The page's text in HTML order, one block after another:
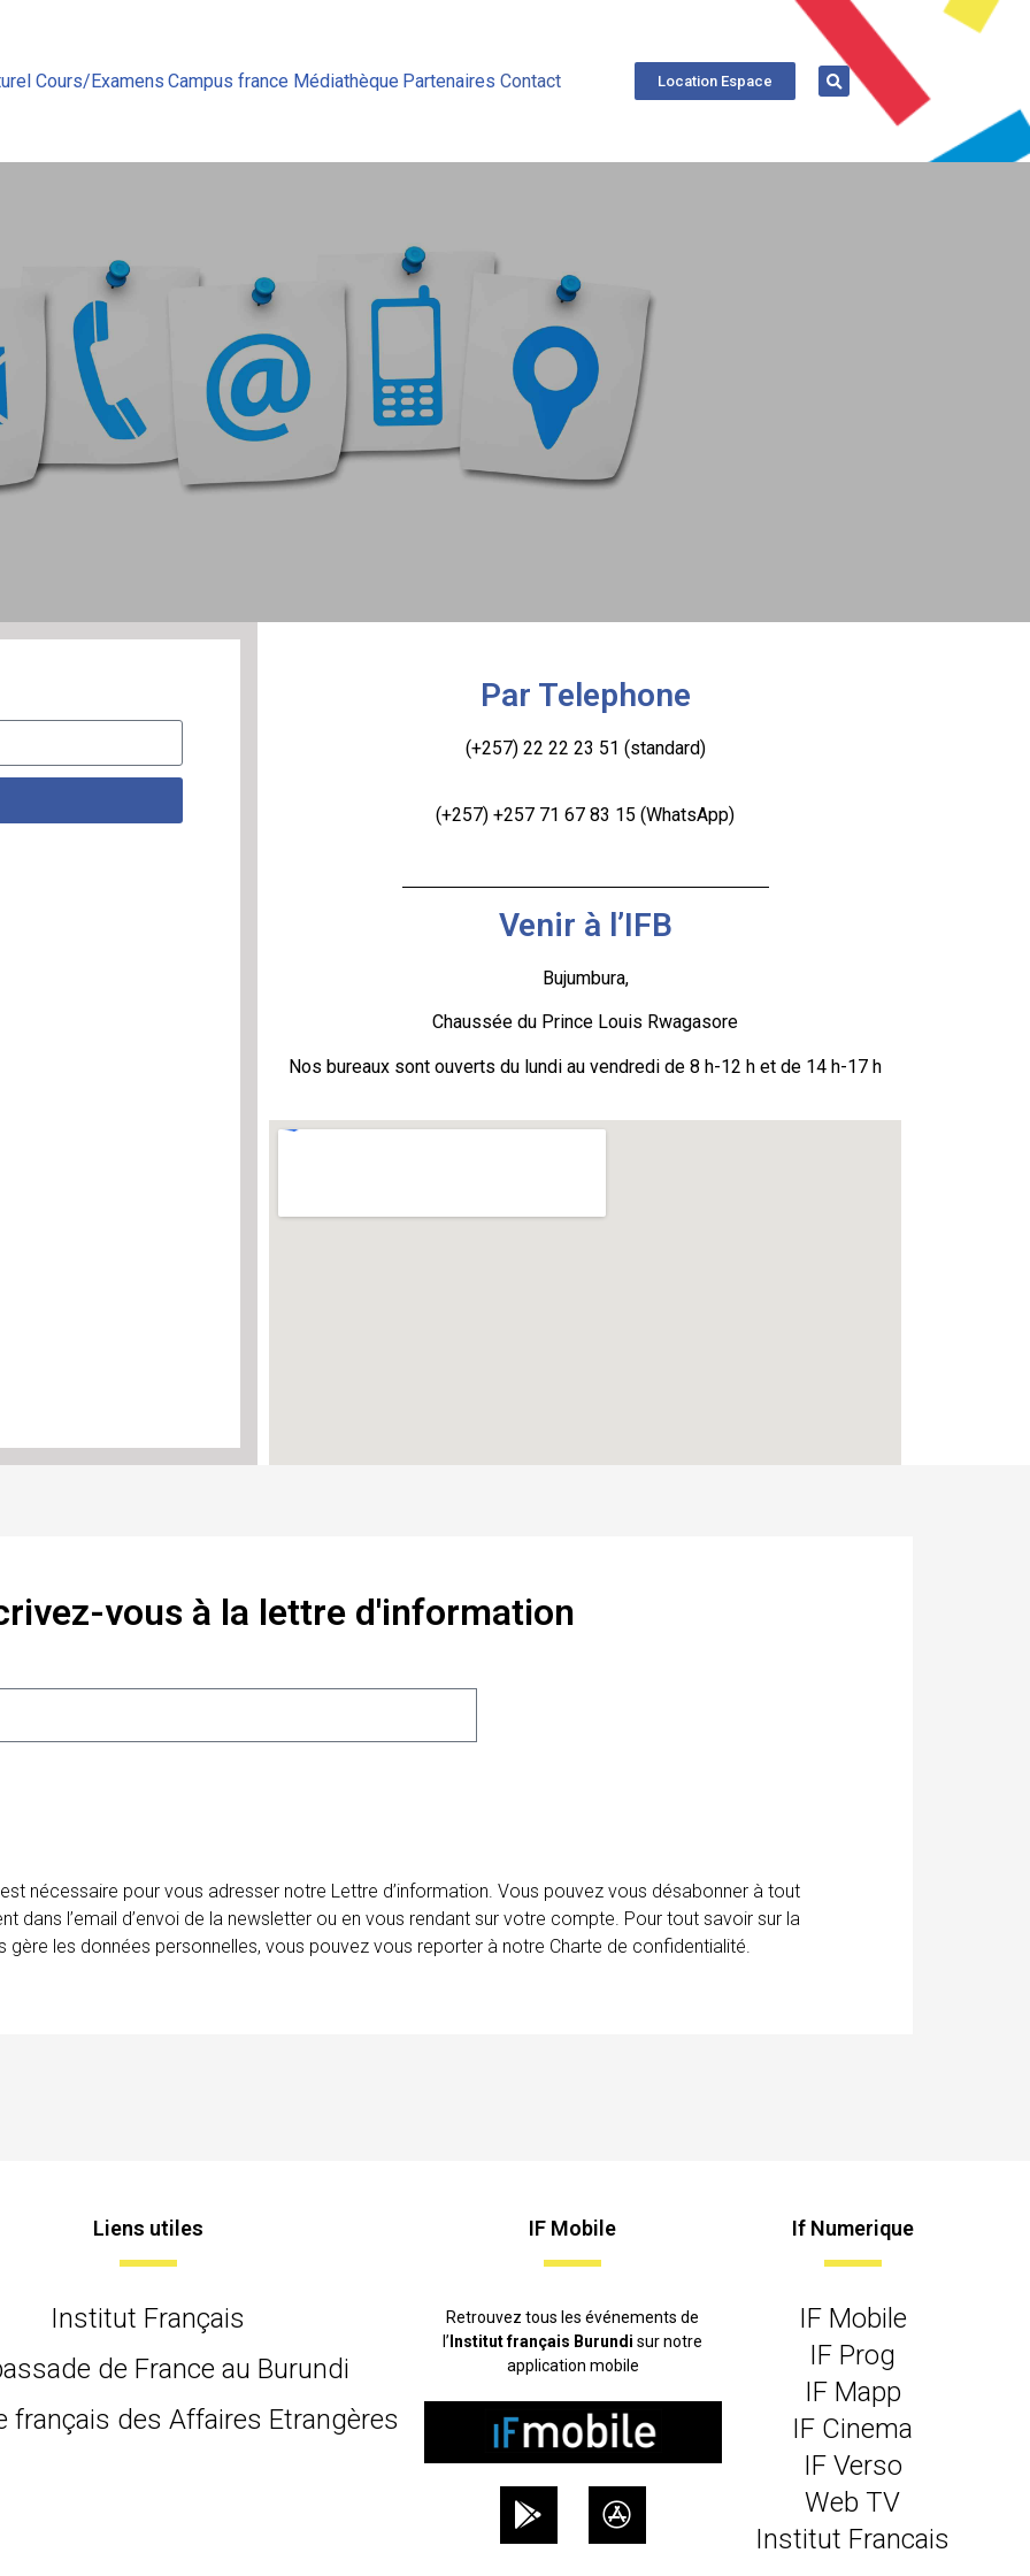
Cours/Examens Campus france Médiathèque Partenaires Contact Location Espace
Par Telephone
(+257) 22 22 23 51 (standard)
(+257) +257 71 67 83 15 (WhatsApp)
Venir à l’IFB
Bujumbura,
Chaussée du Prince Louis Rwagasore
Nos bureaux sont ouverts du lundi au vendredi de 8 h-12 h et de 14 h-17 h
vous à la lettre d'information
nécessaire pour vous adresser notre Lettre d’information. Vous pouvez vous désabonner à tout
dans l’email d’envoi de la newsletter ou en vous rendant sur votre compte. Pour tout savoir sur la
gère les données personnelles, vous pouvez vous reporter à notre Charte de confidentialité.
Liens utiles
Institut Français
de France au Burundi
français des Affaires Etrangères
IF Mobile
Retrouvez tous les événements de
l’ Institut français Burundisur notre
application mobile
If Numerique
IF Mobile
IF Prog
IF Mapp
IF Cinema
IF Verso
Web TV
Institut Francais